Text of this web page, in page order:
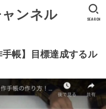
ンネル SEARCH
手帳】目標達成するル